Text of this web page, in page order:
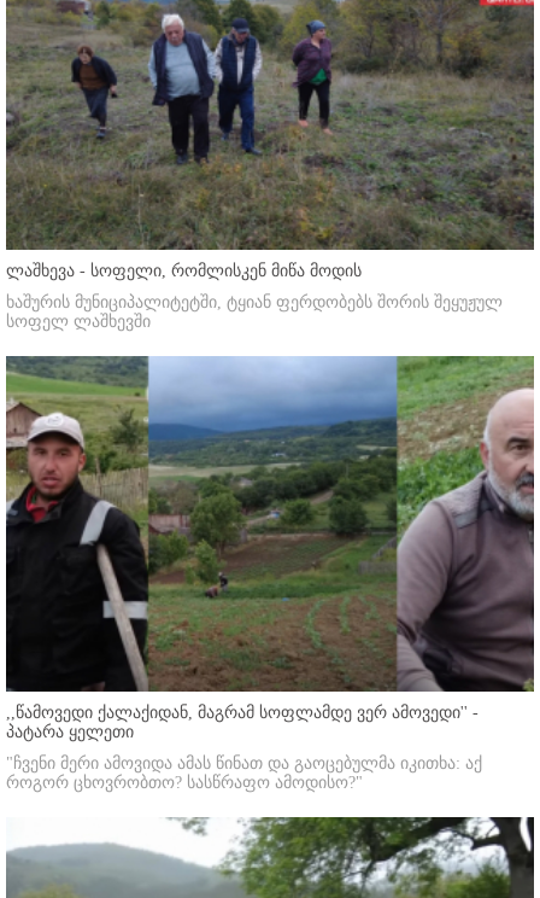
ლაშხევა - სოფელი, რომლისკენ მიწა მოდის
ხაშურის მუნიციპალიტეტში, ტყიან ფერდობებს შორის შეყუჟულ
სოფელ ლაშხევში
,,წამოვედი ქალაქიდან, მაგრამ სოფლამდე ვერ ამოვედი'' -
პატარა ყელეთი
"ჩვენი მერი ამოვიდა ამას წინათ და გაოცებულმა იკითხა: აქ
როგორ ცხოვრობთო? სასწრაფო ამოდისო?"